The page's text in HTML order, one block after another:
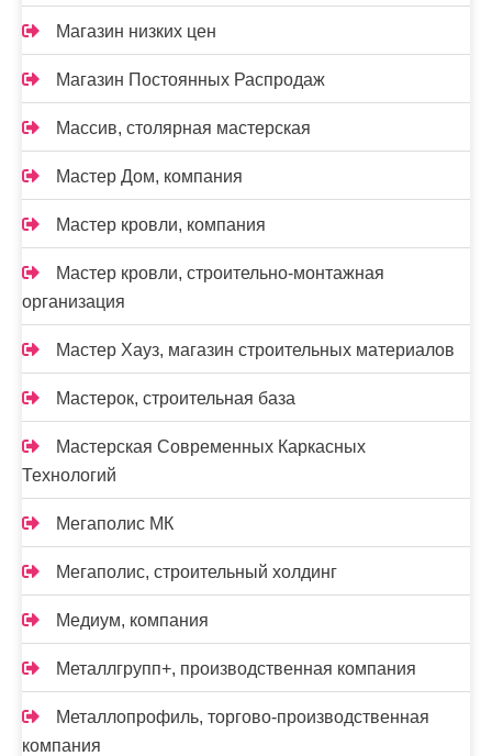
Магазин низких цен
Магазин Постоянных Распродаж
Массив, столярная мастерская
Мастер Дом, компания
Мастер кровли, компания
Мастер кровли, строительно-монтажная
организация
Мастер Хауз, магазин строительных материалов
Мастерок, строительная база
Мастерская Современных Каркасных
Технологий
Мегаполис МК
Мегаполис, строительный холдинг
Медиум, компания
Металлгрупп+, производственная компания
Металлопрофиль, торгово-производственная
компания